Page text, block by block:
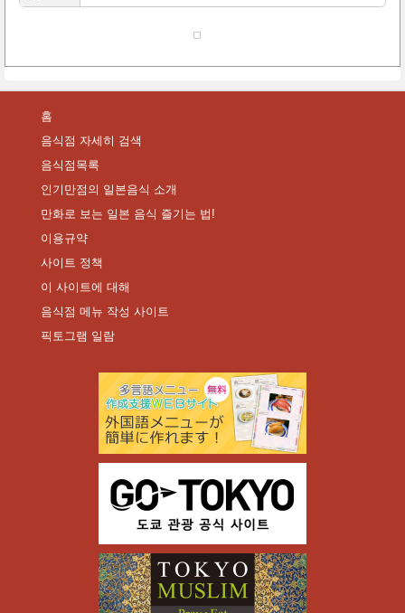
홈
음식점 자세히 검색
음식점목록
인기만점의 일본음식 소개
만화로 보는 일본 음식 즐기는 법!
이용규약
사이트 정책
이 사이트에 대해
음식점 메뉴 작성 사이트
픽토그램 일람